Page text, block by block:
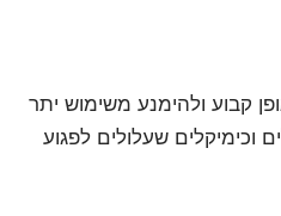
קבוע ולהימנע משימוש יתר
וכימיקלים שעלולים לפגוע